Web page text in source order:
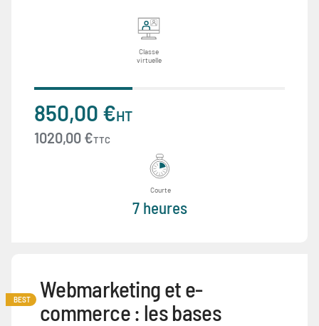
Classe
virtuelle
850,00 €HT
1020,00 €TTC
Courte
7 heures
BEST
Webmarketing et e-
commerce : les bases